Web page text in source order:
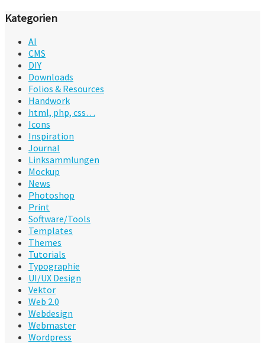
Kategorien
AI
CMS
DIY
Downloads
Folios & Resources
Handwork
html, php, css…
Icons
Inspiration
Journal
Linksammlungen
Mockup
News
Photoshop
Print
Software/Tools
Templates
Themes
Tutorials
Typographie
UI/UX Design
Vektor
Web 2.0
Webdesign
Webmaster
Wordpress